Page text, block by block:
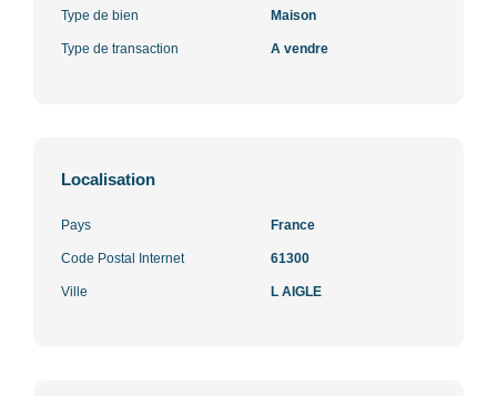
Type de bien Maison
Type de transaction A vendre
Localisation
Pays France
Code Postal Internet 61300
Ville L AIGLE